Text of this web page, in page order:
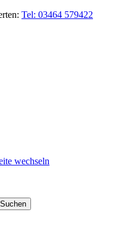
Tel: 03464 579422
Suchen